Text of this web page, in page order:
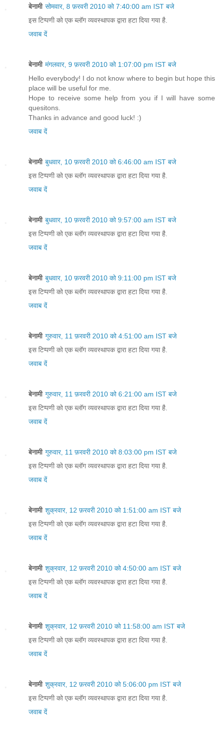
बेनामी सोमवार, 8 फ़रवरी 2010 को 7:40:00 am IST बजे
इस टिप्पणी को एक ब्लॉग व्यवस्थापक द्वारा हटा दिया गया है.
जवाब दें
बेनामी मंगलवार, 9 फ़रवरी 2010 को 1:07:00 pm IST बजे
Hello everybody! I do not know where to begin but hope this
place will be useful for me.
Hope to receive some help from you if I will have some
quesitons.
Thanks in advance and good luck! :)
जवाब दें
बेनामी बुधवार, 10 फ़रवरी 2010 को 6:46:00 am IST बजे
इस टिप्पणी को एक ब्लॉग व्यवस्थापक द्वारा हटा दिया गया है.
जवाब दें
बेनामी बुधवार, 10 फ़रवरी 2010 को 9:57:00 am IST बजे
इस टिप्पणी को एक ब्लॉग व्यवस्थापक द्वारा हटा दिया गया है.
जवाब दें
बेनामी बुधवार, 10 फ़रवरी 2010 को 9:11:00 pm IST बजे
इस टिप्पणी को एक ब्लॉग व्यवस्थापक द्वारा हटा दिया गया है.
जवाब दें
बेनामी गुरुवार, 11 फ़रवरी 2010 को 4:51:00 am IST बजे
इस टिप्पणी को एक ब्लॉग व्यवस्थापक द्वारा हटा दिया गया है.
जवाब दें
बेनामी गुरुवार, 11 फ़रवरी 2010 को 6:21:00 am IST बजे
इस टिप्पणी को एक ब्लॉग व्यवस्थापक द्वारा हटा दिया गया है.
जवाब दें
बेनामी गुरुवार, 11 फ़रवरी 2010 को 8:03:00 pm IST बजे
इस टिप्पणी को एक ब्लॉग व्यवस्थापक द्वारा हटा दिया गया है.
जवाब दें
बेनामी शुक्रवार, 12 फ़रवरी 2010 को 1:51:00 am IST बजे
इस टिप्पणी को एक ब्लॉग व्यवस्थापक द्वारा हटा दिया गया है.
जवाब दें
बेनामी शुक्रवार, 12 फ़रवरी 2010 को 4:50:00 am IST बजे
इस टिप्पणी को एक ब्लॉग व्यवस्थापक द्वारा हटा दिया गया है.
जवाब दें
बेनामी शुक्रवार, 12 फ़रवरी 2010 को 11:58:00 am IST बजे
इस टिप्पणी को एक ब्लॉग व्यवस्थापक द्वारा हटा दिया गया है.
जवाब दें
बेनामी शुक्रवार, 12 फ़रवरी 2010 को 5:06:00 pm IST बजे
इस टिप्पणी को एक ब्लॉग व्यवस्थापक द्वारा हटा दिया गया है.
जवाब दें